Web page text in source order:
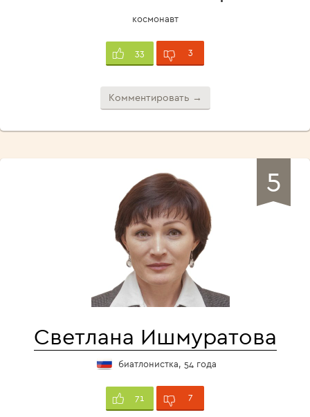
космонавт
33 3
Комментировать →
5
Светлана Ишмуратова
биатлонистка, 54 года
71 7